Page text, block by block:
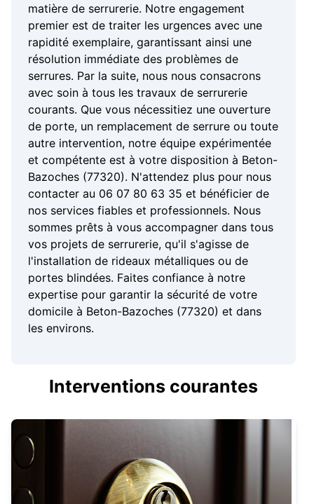
matière de serrurerie. Notre engagement
premier est de traiter les urgences avec une
rapidité exemplaire, garantissant ainsi une
résolution immédiate des problèmes de
serrures. Par la suite, nous nous consacrons
avec soin à tous les travaux de serrurerie
courants. Que vous nécessitiez une ouverture
de porte, un remplacement de serrure ou toute
autre intervention, notre équipe expérimentée
et compétente est à votre disposition à Beton-
Bazoches (77320). N'attendez plus pour nous
contacter au 06 07 80 63 35 et bénéficier de
nos services fiables et professionnels. Nous
sommes prêts à vous accompagner dans tous
vos projets de serrurerie, qu'il s'agisse de
l'installation de rideaux métalliques ou de
portes blindées. Faites confiance à notre
expertise pour garantir la sécurité de votre
domicile à Beton-Bazoches (77320) et dans
les environs.
Interventions courantes